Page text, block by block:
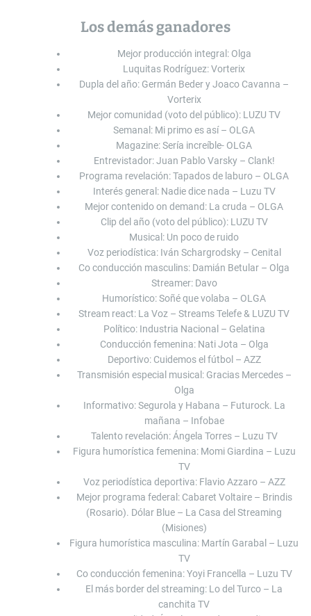
Los demás ganadores
Mejor producción integral: Olga
Luquitas Rodríguez: Vorterix
Dupla del año: Germán Beder y Joaco Cavanna –
Vorterix
Mejor comunidad (voto del público): LUZU TV
Semanal: Mi primo es así – OLGA
Magazine: Sería increíble- OLGA
Entrevistador: Juan Pablo Varsky – Clank!
Programa revelación: Tapados de laburo – OLGA
Interés general: Nadie dice nada – Luzu TV
Mejor contenido on demand: La cruda – OLGA
Clip del año (voto del público): LUZU TV
Musical: Un poco de ruido
Voz periodística: Iván Schargrodsky – Cenital
Co conducción masculins: Damián Betular – Olga
Streamer: Davo
Humorístico: Soñé que volaba – OLGA
Stream react: La Voz – Streams Telefe & LUZU TV
Político: Industria Nacional – Gelatina
Conducción femenina: Nati Jota – Olga
Deportivo: Cuidemos el fútbol – AZZ
Transmisión especial musical: Gracias Mercedes –
Olga
Informativo: Segurola y Habana – Futurock. La
mañana – Infobae
Talento revelación: Ángela Torres – Luzu TV
Figura humorística femenina: Momi Giardina – Luzu
TV
Voz periodística deportiva: Flavio Azzaro – AZZ
Mejor programa federal: Cabaret Voltaire – Brindis
(Rosario). Dólar Blue – La Casa del Streaming
(Misiones)
Figura humorística masculina: Martín Garabal – Luzu
TV
Co conducción femenina: Yoyi Francella – Luzu TV
El más border del streaming: Lo del Turco – La
canchita TV